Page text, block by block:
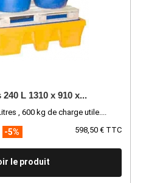
L 1310 x 910 x...
, 600 kg de charge utile....
598,50 € TTC
-5%
le produit